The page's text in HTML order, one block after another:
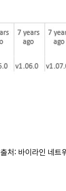
처: 바이라인 네트